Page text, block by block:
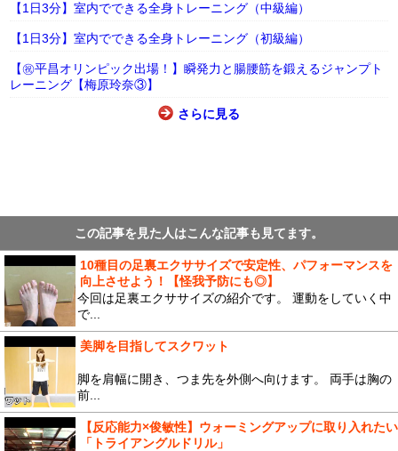
【1日3分】室内でできる全身トレーニング（中級編）
【1日3分】室内でできる全身トレーニング（初級編）
【㊗平昌オリンピック出場！】瞬発力と腸腰筋を鍛えるジャンプト
レーニング【梅原玲奈③】
さらに見る
この記事を見た人はこんな記事も見てます。
10種目の足裏エクササイズで安定性、パフォーマンスを
向上させよう！【怪我予防にも◎】
今回は足裏エクササイズの紹介です。 運動をしていく中
で...
美脚を目指してスクワット
脚を肩幅に開き、つま先を外側へ向けます。 両手は胸の
前...
【反応能力×俊敏性】ウォーミングアップに取り入れたい
「トライアングルドリル」